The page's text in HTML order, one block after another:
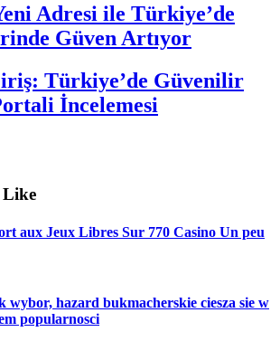
Adresi ile Türkiye’de
Güven Artıyor
Türkiye’de Güvenilir
İncelemesi
Like
aux Jeux Libres Sur 770 Casino Un peu
wybor, hazard bukmacherskie ciesza sie w
popularnosci